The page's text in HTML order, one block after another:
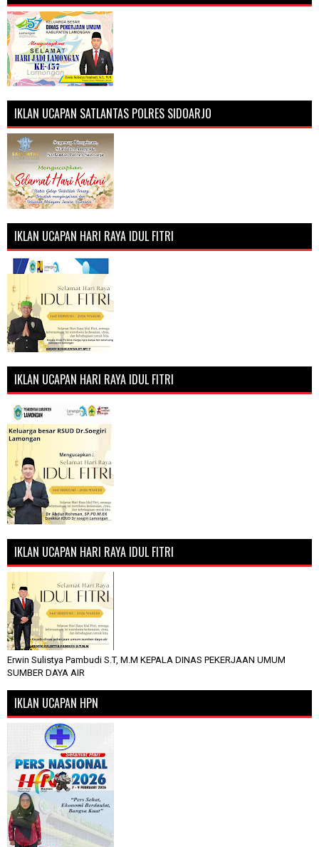
IKLAN UCAPAN SATLANTAS POLRES SIDOARJO
IKLAN UCAPAN HARI RAYA IDUL FITRI
IKLAN UCAPAN HARI RAYA IDUL FITRI
IKLAN UCAPAN HARI RAYA IDUL FITRI
Erwin Sulistya Pambudi S.T, M.M KEPALA DINAS PEKERJAAN UMUM
SUMBER DAYA AIR
IKLAN UCAPAN HPN